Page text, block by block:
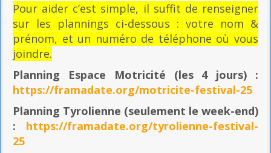
Pour aider c’est simple, il suffit de renseigner
sur les plannings ci-dessous : votre nom &
prénom, et un numéro de téléphone où vous
joindre.
Planning Espace Motricité (les 4 jours) :
https://framadate.org/motricite-festival-25
Planning Tyrolienne (seulement le week-end)
: https://framadate.org/tyrolienne-festival-
25